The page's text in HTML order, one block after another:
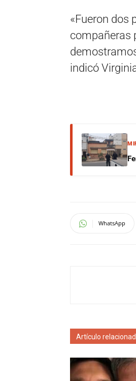
«Fueron dos
compañeras
indicó
WhatsApp
Artículo